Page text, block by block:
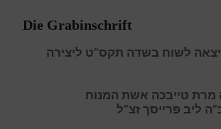
Die Grabinschrift
יצאה לשוח בשדה תקס”ט ליצירה
טייבכה אשת המנוח
ליב פרייסך זצ”ל